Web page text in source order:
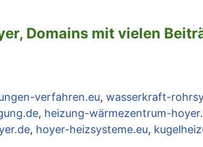
Domains mit vielen
verfahren.eu, wasserkraft-
, heizung-wärmezentrum-
, hoyer-heizsysteme.eu,